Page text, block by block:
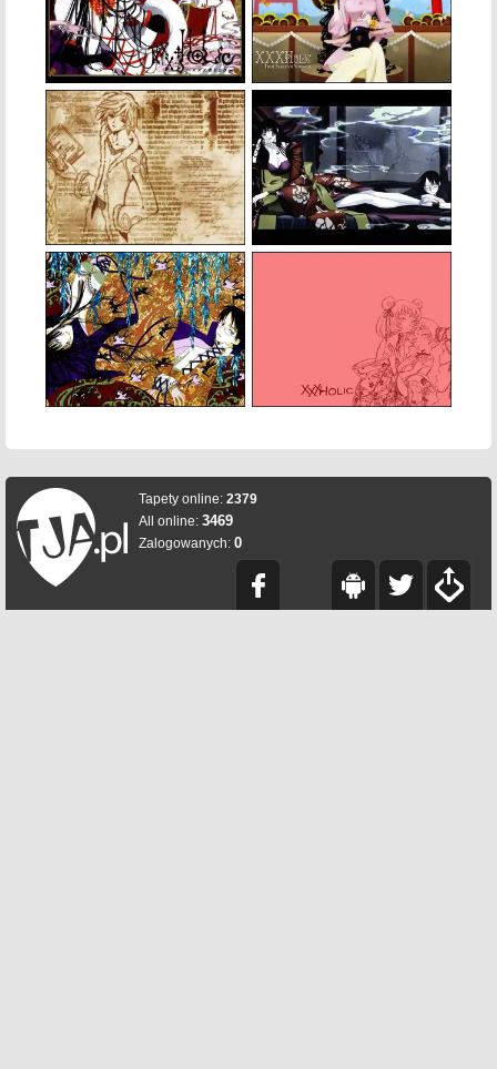
Tapety online: 2379
All online: 3469
Zalogowanych: 0